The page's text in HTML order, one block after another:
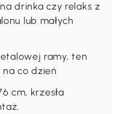
drinka czy relaks z
lub małych
ramy, ten
co dzień
cm, krzesła